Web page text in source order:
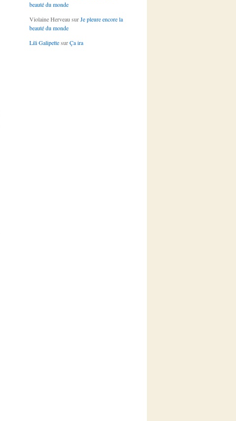
beauté du monde
Violaine Herveau surJe pleure encore la
beauté du monde
Lili GalipettesurÇa ira